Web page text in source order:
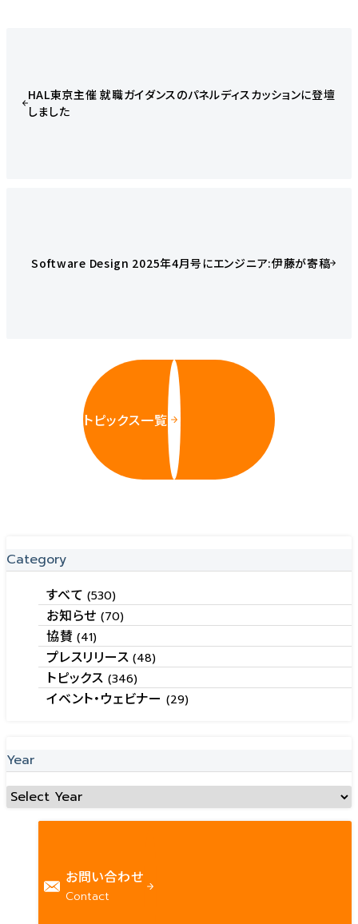
HAL東京主催 就職ガイダンスのパネルディスカッションに登壇
しました
Software Design 2025年4月号にエンジニア:伊藤が寄稿
トピックス一覧
Category
すべて(530)
お知らせ (70)
協賛(41)
プレスリリース(48)
トピックス (346)
イベント・ウェビナー (29)
Year
お問い合わせ
Contact